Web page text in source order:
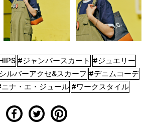
#ジャンパースカート #ジュエリー
ルバーアクセ&スカーフ #デニムコーデ
ナ・エ・ジュール #ワークスタイル